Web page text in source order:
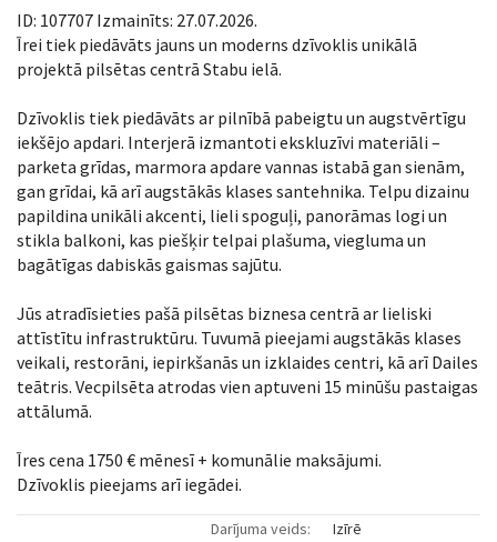
Novērtēt īpašumu
Pakalpojumi
Kontakti
ID: 107707 Izmainīts: 27.07.2026.
Īrei tiek piedāvāts jauns un moderns dzīvoklis unikālā
projektā pilsētas centrā Stabu ielā.
Dzīvoklis tiek piedāvāts ar pilnībā pabeigtu un augstvērtīgu
iekšējo apdari. Interjerā izmantoti ekskluzīvi materiāli –
parketa grīdas, marmora apdare vannas istabā gan sienām,
gan grīdai, kā arī augstākās klases santehnika. Telpu dizainu
papildina unikāli akcenti, lieli spoguļi, panorāmas logi un
stikla balkoni, kas piešķir telpai plašuma, viegluma un
bagātīgas dabiskās gaismas sajūtu.
Jūs atradīsieties pašā pilsētas biznesa centrā ar lieliski
attīstītu infrastruktūru. Tuvumā pieejami augstākās klases
veikali, restorāni, iepirkšanās un izklaides centri, kā arī Dailes
teātris. Vecpilsēta atrodas vien aptuveni 15 minūšu pastaigas
attālumā.
Īres cena 1750 € mēnesī + komunālie maksājumi.
Dzīvoklis pieejams arī iegādei.
Darījuma veids:
Izīrē